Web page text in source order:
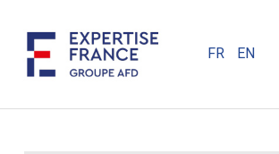
FR EN